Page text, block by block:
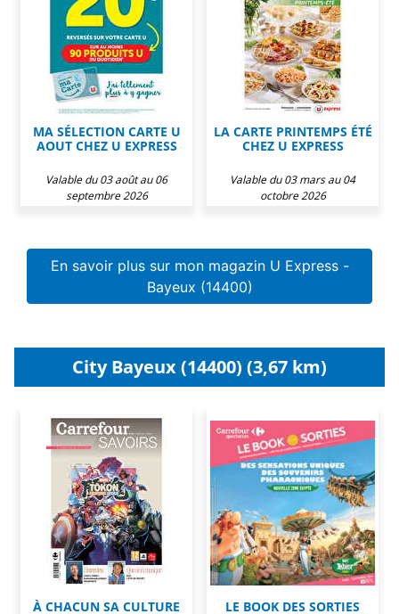
MA SÉLECTION CARTE U
AOUT CHEZ U EXPRESS
Valable du 03 août au 06
septembre 2026
LA CARTE PRINTEMPS ÉTÉ
CHEZ U EXPRESS
Valable du 03 mars au 04
octobre 2026
En savoir plus sur mon magazin U Express -
Bayeux (14400)
City Bayeux (14400) (3,67 km)
À CHACUN SA CULTURE
LE BOOK DES SORTIES